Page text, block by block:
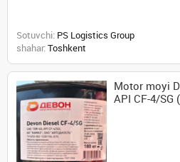
Sotuvchi: PS Logistics Group
shahar: Toshkent
Motor moyi
API CF-4/SG